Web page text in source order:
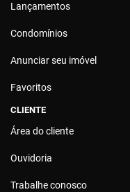
Lançamentos
Condomínios
Anunciar seu imóvel
Favoritos
CLIENTE
Área do cliente
Ouvidoria
Trabalhe conosco